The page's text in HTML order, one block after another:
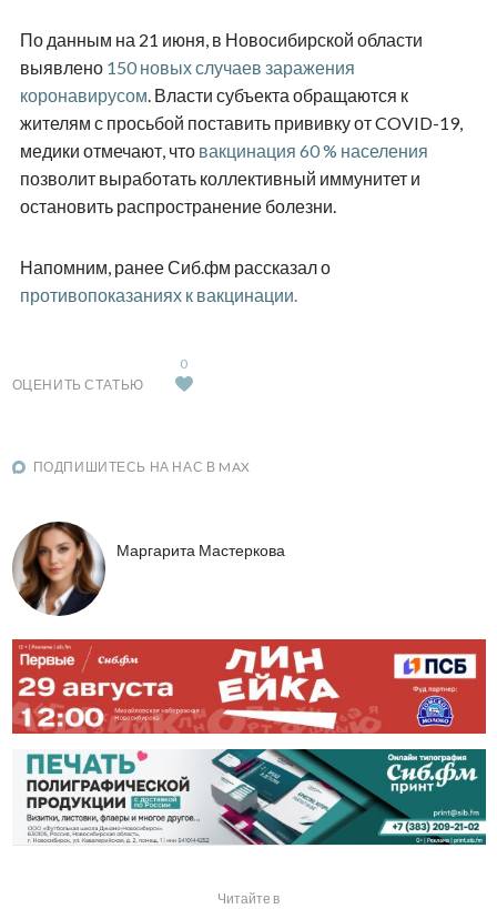
По данным на 21 июня, в Новосибирской области
выявлено 150 новых случаев заражения
коронавирусом. Власти субъекта обращаются к
жителям с просьбой поставить прививку от COVID-19,
медики отмечают, что вакцинация 60 % населения
позволит выработать коллективный иммунитет и
остановить распространение болезни.
Напомним, ранее Сиб.фм рассказал о
противопоказаниях к вакцинации.
ОЦЕНИТЬ СТАТЬЮ
0
ПОДПИШИТЕСЬ НА НАС В MAX
Маргарита Мастеркова
Читайте в